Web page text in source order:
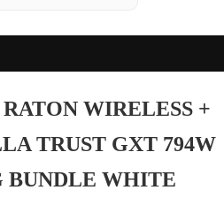
WIRELESS +
TRUST GXT 794W
BUNDLE WHITE